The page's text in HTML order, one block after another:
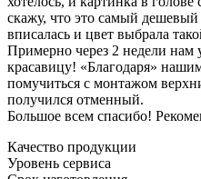
скажу, что это самый
вписалась и цвет выбрала
Примерно через 2 недели
красавицу! «Благодаря»
помучиться с монтажом
получился отменный.
Большое всем спасибо!
Качество продукции
Уровень сервиса